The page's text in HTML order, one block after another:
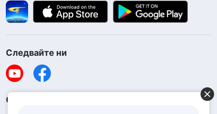
Следвайте ни
Свържете се с нас